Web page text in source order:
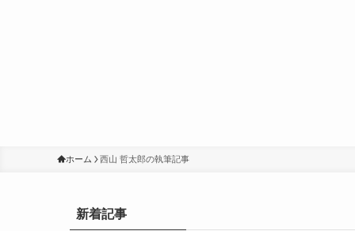
ホーム 西山 哲太郎の執筆記事
新着記事